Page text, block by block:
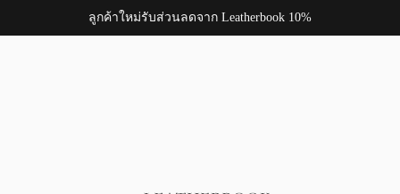
ลูกค้าใหม่รับส่วนลดจาก Leatherbook 10%